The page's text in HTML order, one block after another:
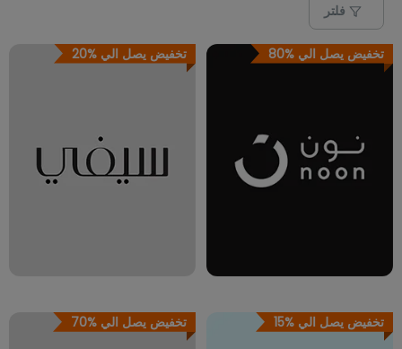
فلتر
تخفيض يصل الي تخفيض يصل الي
تخفيض يصل الي تخفيض يصل الي